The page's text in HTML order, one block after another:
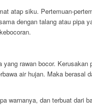
atap siku. Pertemuan-
dengan talang atau pipa
rawan bocor.
air hujan. Maka berasal
warnanya, dan terbuat dari